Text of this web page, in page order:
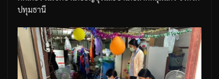
ปทุมธานี